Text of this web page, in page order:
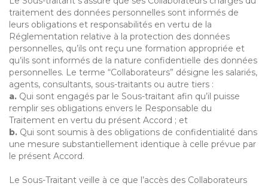
traitement des données personnelles sont informés de
leurs obligations et responsabilités en vertu de la
Réglementation relative à la protection des données
personnelles, qu’ils ont reçu une formation appropriée et
qu’ils sont informés de la nature confidentielle des données
personnelles. Le terme “Collaborateurs” désigne les salariés,
agents, consultants, sous-traitants ou autre tiers :
a. Qui sont engagés par le Sous-traitant afin qu’il puisse
remplir ses obligations envers le Responsable du
Traitement en vertu du présent Accord ; et
b. Qui sont soumis à des obligations de confidentialité dans
une mesure substantiellement identique à celle prévue par
le présent Accord.
Le Sous-Traitant veille à ce que l’accès des Collaborateurs